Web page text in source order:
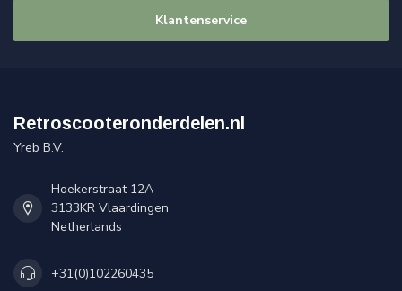
Klantenservice
Retroscooteronderdelen.nl
Yreb B.V.
Hoekerstraat 12A
3133KR Vlaardingen
Netherlands
+31(0)102260435